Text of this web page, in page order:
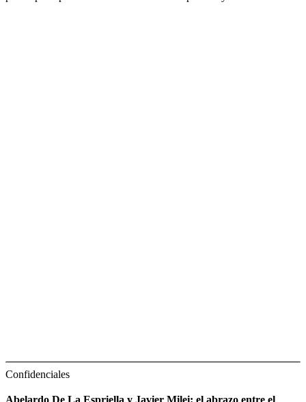
Confidenciales
Abelardo De La Espriella y Javier Milei: el abrazo entre el